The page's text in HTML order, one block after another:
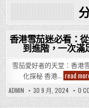
Posted
in
香港雪茄迷必看：
到進階，一次滿
雪茄愛好者的天堂：香港
化探秘 香港… read
ADMIN 30 9 月, 2024 0